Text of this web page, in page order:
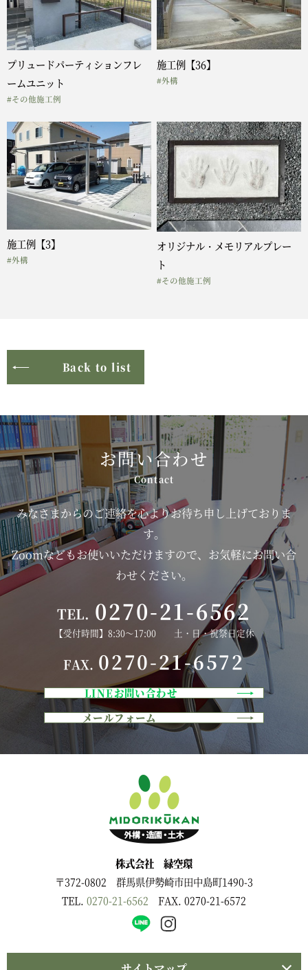
プリュードパーティションフレ
ームユニット
#その他施工例
施工例【36】
#外構
施工例【3】
#外構
オリジナル・メモリアルプレー
ト
#その他施工例
Back to list
お問い合わせ
みなさまからのご連絡を心よりお待ち申し上げておりま
す。
Zoomなどもお使いいただけますので、お気軽にお問い合
わせください。
TEL. 0270-21-6562
【受付時間】8:30～17:00 土・日・祝祭日定休
FAX. 0270-21-6572
LINEお問い合わせ
メールフォーム
株式会社 緑空環
〒372-0802 群馬県伊勢崎市田中島町1490-3
TEL. 0270-21-6562 FAX. 0270-21-6572